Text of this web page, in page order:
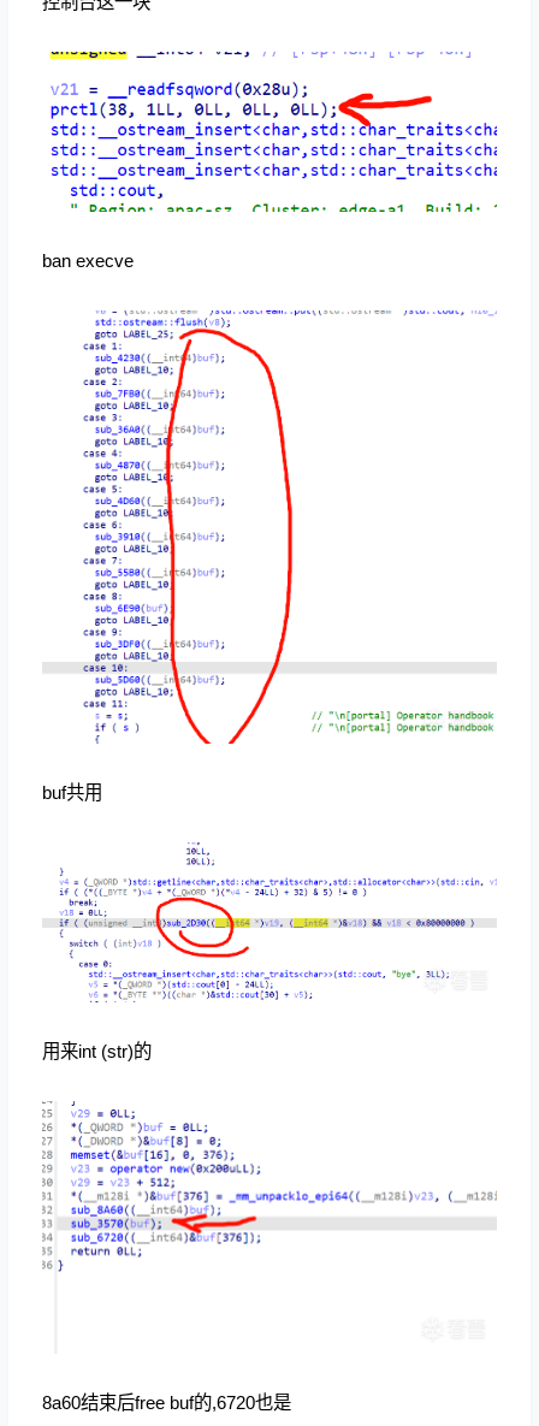
ban execve
buf共用
用来int (str)的
8a60结束后free buf的,6720也是